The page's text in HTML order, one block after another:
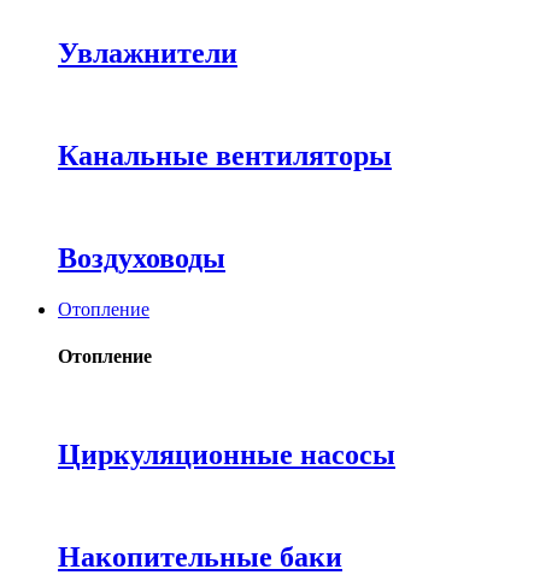
Увлажнители
Канальные вентиляторы
Воздуховоды
Отопление
Отопление
Циркуляционные насосы
Накопительные баки